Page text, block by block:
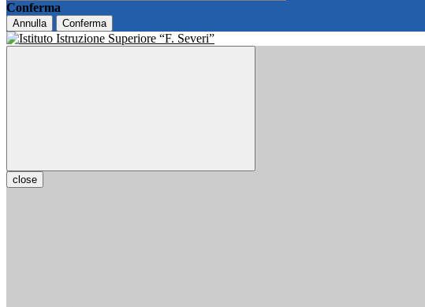
Conferma
Annulla Conferma
close